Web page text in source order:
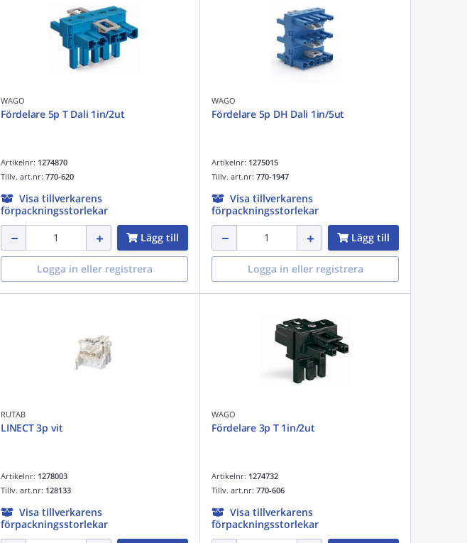
WAGO
Fördelare 5p T Dali 1in/2ut
Artikelnr: 1274870
Tillv. art.nr: 770-620
Visa tillverkarens
förpackningsstorlekar
Lägg till
Logga in eller registrera
WAGO
Fördelare 5p DH Dali 1in/5ut
Artikelnr: 1275015
Tillv. art.nr: 770-1947
Visa tillverkarens
förpackningsstorlekar
Lägg till
Logga in eller registrera
RUTAB
LINECT 3p vit
Artikelnr: 1278003
Tillv. art.nr: 128133
Visa tillverkarens
förpackningsstorlekar
WAGO
Fördelare 3p T 1in/2ut
Artikelnr: 1274732
Tillv. art.nr: 770-606
Visa tillverkarens
förpackningsstorlekar